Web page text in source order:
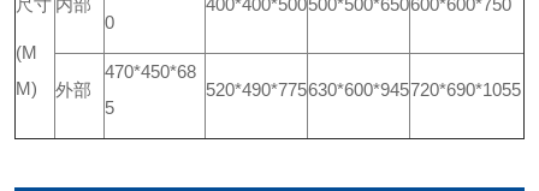
尺寸
(M
M)
内部
0
400*400*500500*500*650600*600*750
外部
470*450*68
5
520*490*775630*600*945720*690*1055